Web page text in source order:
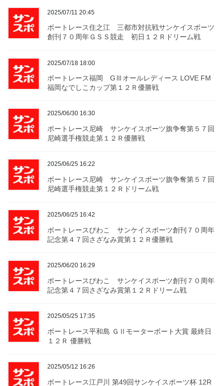
2025/07/11 20:45
ボートレース住之江 三都市対抗戦サンケイスポーツ
創刊７０周年ＧＳＳ競走 初日１２Ｒドリーム戦
2025/07/18 18:00
ボートレース福岡 GⅢオールレディース LOVE FM
福岡なでしこカップ第１２Ｒ優勝戦
2025/06/30 16:30
ボートレース尼崎 サンケイスポーツ旗争奪第５７回
尼崎選手権競走第１２Ｒ優勝戦
2025/06/25 16:22
ボートレース尼崎 サンケイスポーツ旗争奪第５７回
尼崎選手権競走第１２Ｒドリーム戦
2025/06/25 16:42
ボートレースびわこ サンケイスポーツ創刊７０周年
記念第４７回さざなみ賞第１２Ｒ優勝戦
2025/06/20 16:29
ボートレースびわこ サンケイスポーツ創刊７０周年
記念第４７回さざなみ賞第１２Ｒドリーム戦
2025/05/25 17:35
ボートレース平和島 ＧⅡモーターボート大賞 最終日
１２Ｒ 優勝戦
2025/05/12 16:26
ボートレース江戸川 第49回サンケイスポーツ杯 12R